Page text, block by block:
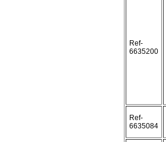
Ref-
6635200
Ref-
6635084